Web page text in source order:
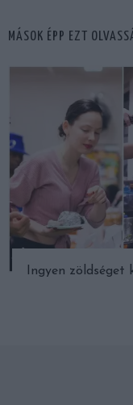
MÁSOK ÉPP EZT
Ingyen